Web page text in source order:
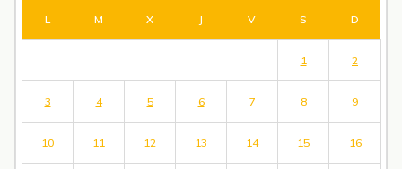
L M X J V S D
1 2
3 4 5 6 7 8 9
10 11 12 13 14 15 16